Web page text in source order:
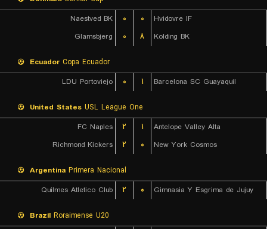
Naestved BK
۰ ۰
Hvidovre IF
Glamsbjerg
۰ ۸ Kolding BK
Ecuador Copa Ecuador
LDU Portoviejo
۰ ۱ Barcelona SC Guayaquil
United States USL League One
FC Naples
۲ ۱
Antelope Valley Alta
Richmond Kickers
۲ ۰ New York Cosmos
Argentina Primera Nacional
Quilmes Atletico Club
۲ ۰ Gimnasia Y Esgrima de Jujuy
Brazil Roraimense U20